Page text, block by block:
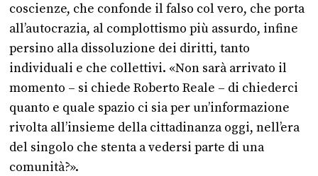
coscienze, che confonde il falso col vero, che porta
all’autocrazia, al complottismo più assurdo, infine
persino alla dissoluzione dei diritti, tanto
individuali e che collettivi. «Non sarà arrivato il
momento – si chiede Roberto Reale – di chiederci
quanto e quale spazio ci sia per un’informazione
rivolta all’insieme della cittadinanza oggi, nell’era
del singolo che stenta a vedersi parte di una
comunità?».